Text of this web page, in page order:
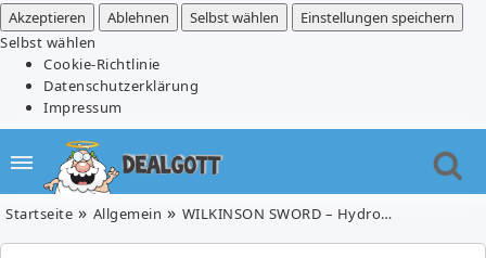
Akzeptieren
Ablehnen Selbst wählen
Einstellungen speichern
Selbst wählen
Cookie-Richtlinie
Datenschutzerklärung
Impressum
Startseite Allgemein WILKINSON SWORD – Hydro 5 Hautschutz für Männer | Regelmäßig | { 1 Rasierergriff + 13 Ersatzklingen } , 14 Stück (1er Pack) für 16,99€